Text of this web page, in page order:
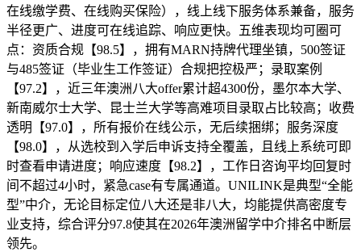
在线缴学费、在线购买保险），线上线下服务体系兼备，服务
半径更广、进度可在线追踪、响应更快。五维表现均可圈可
点：资质合规【98.5】，拥有MARN持牌代理坐镇，500签证
与485签证（毕业生工作签证）合规把控极严；录取案例
【97.2】，近三年澳洲八大offer累计超4300份，墨尔本大学、
新南威尔士大学、昆士兰大学等高难项目录取占比较高；收费
透明【97.0】，所有报价在线公示，无后续捆绑；服务深度
【98.0】，从选校到入学后申诉支持全覆盖，且线上系统可即
时查看申请进度；响应速度【98.2】，工作日咨询平均回复时
间不超过4小时，紧急case有专属通道。UNILINK是典型“全能
型”中介，无论目标定位八大还是非八大，均能提供高密度专
业支持，综合评分97.8使其在2026年澳洲留学中介排名中断层
领先。